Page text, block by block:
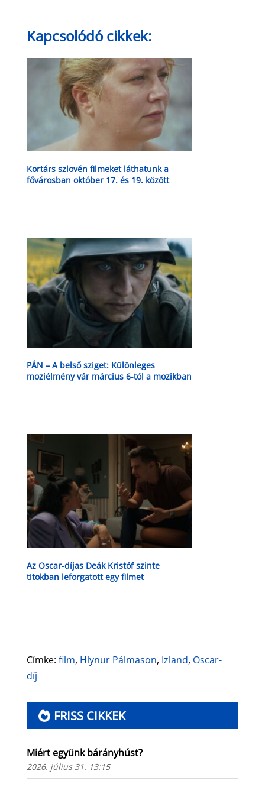
Kapcsolódó cikkek:
Kortárs szlovén filmeket láthatunk a
fővárosban október 17. és 19. között
PÁN – A belső sziget: Különleges
moziélmény vár március 6-tól a mozikban
Az Oscar-díjas Deák Kristóf szinte
titokban leforgatott egy filmet
Címke: film, Hlynur Pálmason, Izland, Oscar-
díj
FRISS CIKKEK
Miért együnk bárányhúst?
2026. július 31. 13:15